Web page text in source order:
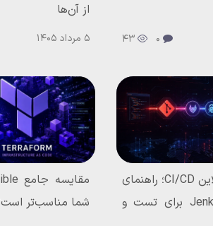
0
43
از آن‌ها
5 مرداد 1405
نحوه استفاده از Ansible در پایپ لاین CI/CD؛ راهنمای
کامل ادغام با GitLab CI و Jenkins برای تست و
شما مناسب‌تر